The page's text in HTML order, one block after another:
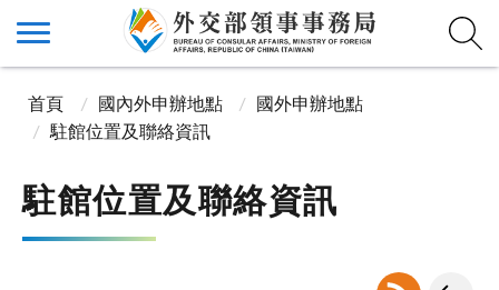
首頁 國內外申辦地點
國外申辦地點
駐館位置及聯絡資訊
駐館位置及聯絡資訊